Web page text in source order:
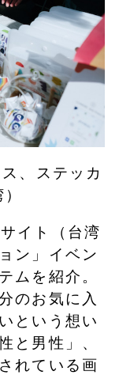
、ステッカ
イト（台湾
ン」イベン
ムを紹介。
のお気に入
という想い
と男性」、
れている画